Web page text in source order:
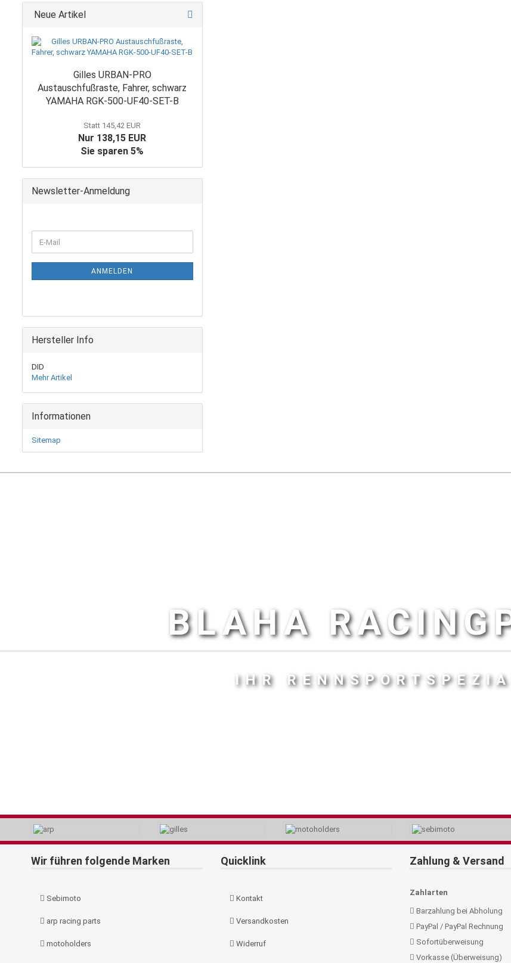
Neue Artikel
Gilles URBAN-PRO
Austauschfußraste, Fahrer, schwarz
YAMAHA RGK-500-UF40-SET-B
Statt 145,42 EUR
Nur 138,15 EUR
Sie sparen 5%
Newsletter-Anmeldung
ZUR
E-
Mail
ANMELDEN
Hersteller Info
DID
Mehr Artikel
Informationen
Sitemap
BLAHA
IHR
Wir führen folgende Marken
Sebimoto
arp racing parts
motoholders
Quicklink
Kontakt
Versandkosten
Widerruf
Zahlung & Versand
Zahlarten
Barzahlung bei Abholung
PayPal / PayPal Rechnung
Sofortüberweisung
Vorkasse (Überweisung)